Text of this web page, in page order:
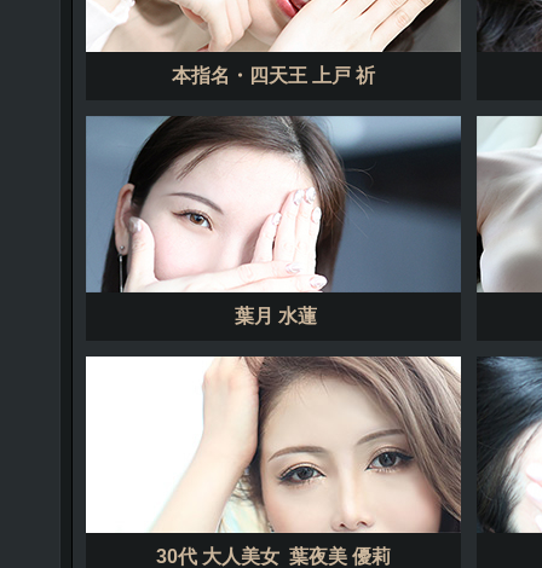
本指名・四天王 上戸 祈
葉月 水蓮
30代 大人美女 葉夜美 優莉